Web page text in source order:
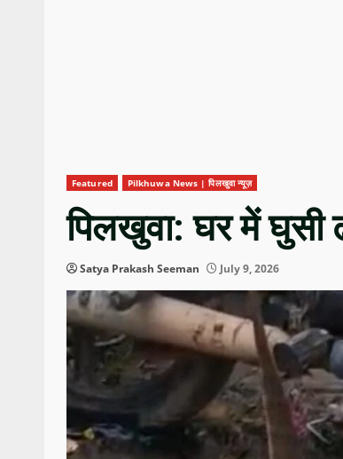
Featured Pilkhuwa News | पिलखुवा न्यूज़
पिलखुवा: घर में घुसी
Satya Prakash Seeman July 9, 2026